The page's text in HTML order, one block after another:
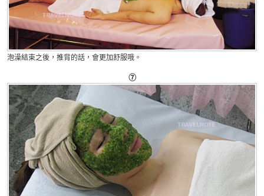
泡澡結束之後，推背的話，會更加舒服哦。
⑦